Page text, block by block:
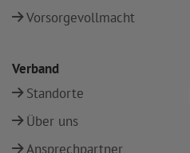
Vorsorgevollmacht
Verband
Standorte
Über uns
Ansprechpartner